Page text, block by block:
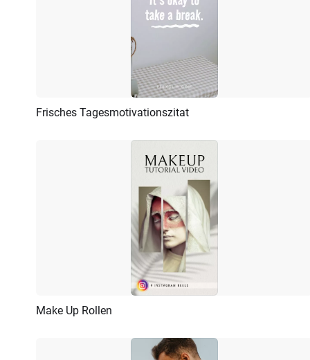
Vorschau KI Erstellen
Frisches Tagesmotivationszitat
Make Up Rollen